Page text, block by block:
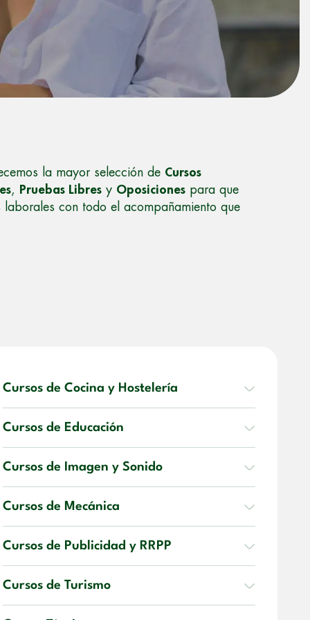
la mayor selección de Cursos
, Pruebas Libres y Oposiciones para que
laborales con todo el acompañamiento que
Cursos de Cocina y Hostelería
Cursos de Educación
Cursos de Imagen y Sonido
Cursos de Mecánica
Cursos de Publicidad y RRPP
Cursos de Turismo